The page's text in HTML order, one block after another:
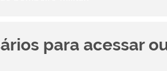
para acessar